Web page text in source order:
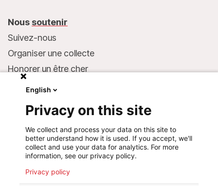
Nous soutenir
Suivez-nous
Organiser une collecte
Honorer un être cher
Faire un don
Coordonnées bancaires :
LU75 1111 0000 4848 0000
Comportement responsable
English
Privacy on this site
We collect and process your data on this site to
better understand how it is used. If you accept, we'll
collect and use your data for analytics. For more
information, see our privacy policy.
Privacy policy